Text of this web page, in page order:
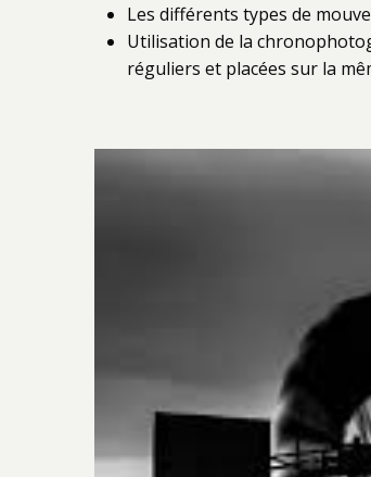
Les différents types de
Utilisation de la
réguliers et placées sur la